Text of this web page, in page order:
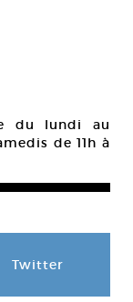
du lundi au
de 11h à
Twitter